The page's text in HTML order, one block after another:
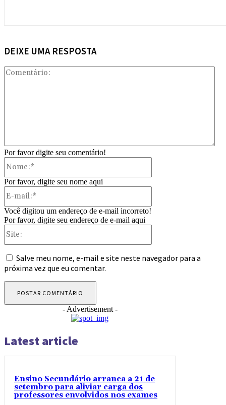
DEIXE UMA RESPOSTA
Por favor digite seu comentário!
Por favor, digite seu nome aqui
Você digitou um endereço de e-mail incorreto!
Por favor, digite seu endereço de e-mail aqui
Salve meu nome, e-mail e site neste navegador para a
próxima vez que eu comentar.
- Advertisement -
Latest article
Ensino Secundário arranca a 21 de
setembro para aliviar carga dos
professores envolvidos nos exames